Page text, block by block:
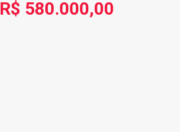
R$ 580.000,00